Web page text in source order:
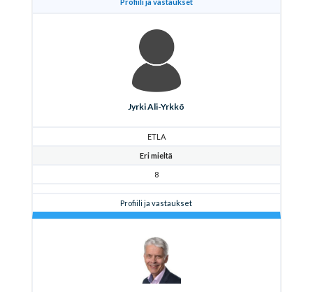
Jyrki Ali-Yrkkö
ETLA
Eri mieltä
8
Profiili ja vastaukset